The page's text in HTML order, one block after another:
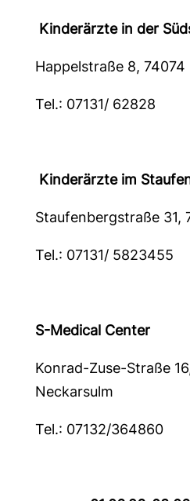
Kinderärzte in der
Happelstraße 8, 74074
Tel.: 07131/ 62828
Kinderärzte im
Staufenbergstraße 31,
Tel.: 07131/ 5823455
S-Medical Center
Konrad-Zuse-Straße
Neckarsulm
Tel.: 07132/364860